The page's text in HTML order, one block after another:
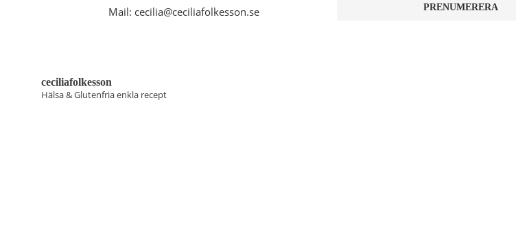
Mail: cecilia@ceciliafolkesson.se
ceciliafolkesson
Hälsa & Glutenfria enkla recept